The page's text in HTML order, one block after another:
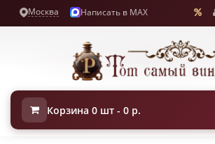
Москва Написать в MAX
Корзина 0 шт - 0 р.